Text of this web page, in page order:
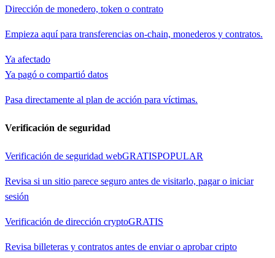
Dirección de monedero, token o contrato
Empieza aquí para transferencias on-chain, monederos y contratos.
Ya afectado
Ya pagó o compartió datos
Pasa directamente al plan de acción para víctimas.
Verificación de seguridad
Verificación de seguridad webGRATISPOPULAR
Revisa si un sitio parece seguro antes de visitarlo, pagar o iniciar
sesión
Verificación de dirección cryptoGRATIS
Revisa billeteras y contratos antes de enviar o aprobar cripto